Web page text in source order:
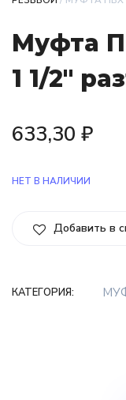
Муфта
1 1/2″
633,30 ₽
НЕТ В НАЛИЧИИ
Добавить в
КАТЕГОРИЯ: